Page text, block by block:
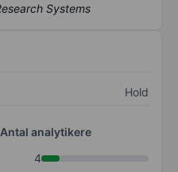
Hold
Antal analytikere
4